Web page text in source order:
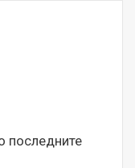
последните